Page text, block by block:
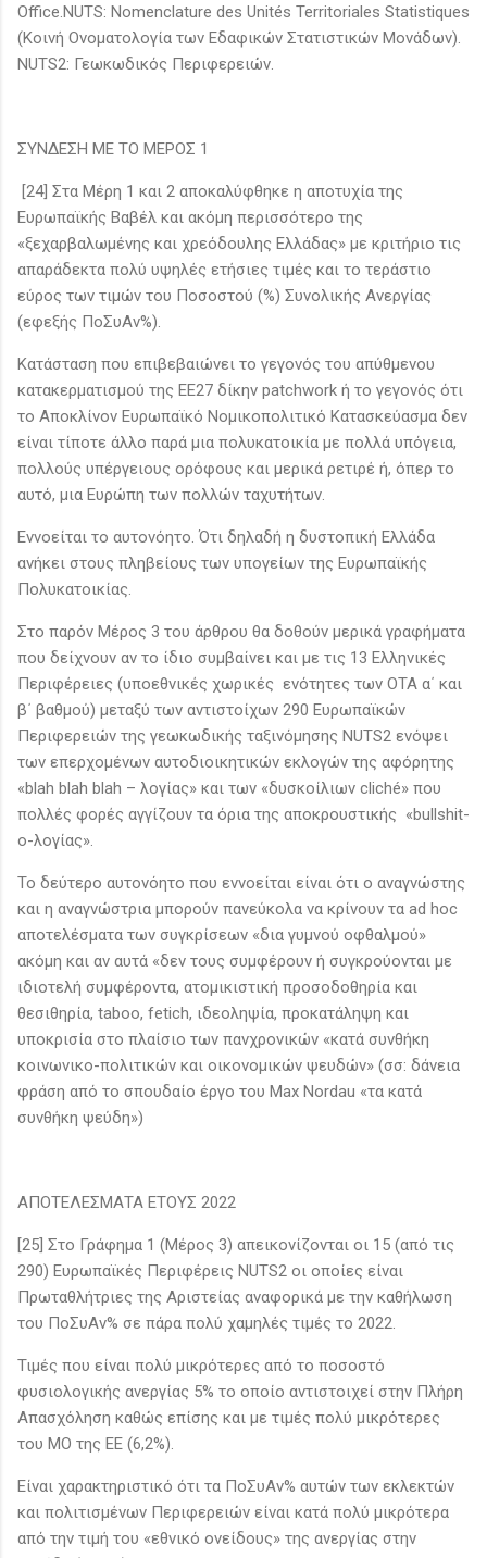
Office.NUTS: Nomenclature des Unités Territoriales Statistiques
(Κοινή Ονοματολογία των Εδαφικών Στατιστικών Μονάδων).
NUTS2: Γεωκωδικός Περιφερειών.
ΣΥΝΔΕΣΗ ΜΕ ΤΟ ΜΕΡΟΣ 1
[24] Στα Μέρη 1 και 2 αποκαλύφθηκε η αποτυχία της
Ευρωπαϊκής Βαβέλ και ακόμη περισσότερο της
«ξεχαρβαλωμένης και χρεόδουλης Ελλάδας» με κριτήριο τις
απαράδεκτα πολύ υψηλές ετήσιες τιμές και το τεράστιο
εύρος των τιμών του Ποσοστού (%) Συνολικής Ανεργίας
(εφεξής ΠοΣυΑν%).
Κατάσταση που επιβεβαιώνει το γεγονός του απύθμενου
κατακερματισμού της ΕΕ27 δίκην patchwork ή το γεγονός ότι
το Αποκλίνον Ευρωπαϊκό Νομικοπολιτικό Κατασκεύασμα δεν
είναι τίποτε άλλο παρά μια πολυκατοικία με πολλά υπόγεια,
πολλούς υπέργειους ορόφους και μερικά ρετιρέ ή, όπερ το
αυτό, μια Ευρώπη των πολλών ταχυτήτων.
Εννοείται το αυτονόητο. Ότι δηλαδή η δυστοπική Ελλάδα
ανήκει στους πληβείους των υπογείων της Ευρωπαϊκής
Πολυκατοικίας.
Στο παρόν Μέρος 3 του άρθρου θα δοθούν μερικά γραφήματα
που δείχνουν αν το ίδιο συμβαίνει και με τις 13 Ελληνικές
Περιφέρειες (υποεθνικές χωρικές ενότητες των ΟΤΑ α΄ και
β΄ βαθμού) μεταξύ των αντιστοίχων 290 Ευρωπαϊκών
Περιφερειών της γεωκωδικής ταξινόμησης NUTS2 ενόψει
των επερχομένων αυτοδιοικητικών εκλογών της αφόρητης
«blah blah blah – λογίας» και των «δυσκοίλιων cliché» που
πολλές φορές αγγίζουν τα όρια της αποκρουστικής «bullshit-
ο-λογίας».
Το δεύτερο αυτονόητο που εννοείται είναι ότι ο αναγνώστης
και η αναγνώστρια μπορούν πανεύκολα να κρίνουν τα ad hoc
αποτελέσματα των συγκρίσεων «δια γυμνού οφθαλμού»
ακόμη και αν αυτά «δεν τους συμφέρουν ή συγκρούονται με
ιδιοτελή συμφέροντα, ατομικιστική προσοδοθηρία και
θεσιθηρία, taboo, fetich, ιδεοληψία, προκατάληψη και
υποκρισία στο πλαίσιο των πανχρονικών «κατά συνθήκη
κοινωνικο-πολιτικών και οικονομικών ψευδών» (σσ: δάνεια
φράση από το σπουδαίο έργο του Max Nordau «τα κατά
συνθήκη ψεύδη»)
ΑΠΟΤΕΛΕΣΜΑΤΑ ΕΤΟΥΣ 2022
[25] Στο Γράφημα 1 (Μέρος 3) απεικονίζονται οι 15 (από τις
290) Ευρωπαϊκές Περιφέρεις NUTS2 οι οποίες είναι
Πρωταθλήτριες της Αριστείας αναφορικά με την καθήλωση
του ΠοΣυΑν% σε πάρα πολύ χαμηλές τιμές το 2022.
Τιμές που είναι πολύ μικρότερες από το ποσοστό
φυσιολογικής ανεργίας 5% το οποίο αντιστοιχεί στην Πλήρη
Απασχόληση καθώς επίσης και με τιμές πολύ μικρότερες
του ΜΟ της ΕΕ (6,2%).
Είναι χαρακτηριστικό ότι τα ΠοΣυΑν% αυτών των εκλεκτών
και πολιτισμένων Περιφερειών είναι κατά πολύ μικρότερα
από την τιμή του «εθνικό ονείδους» της ανεργίας στην